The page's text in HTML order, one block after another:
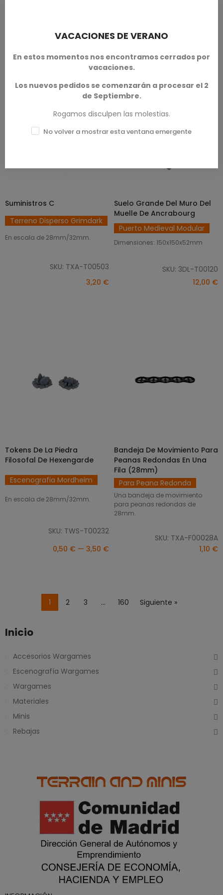
SKU: PAP-T00044
AÑADIR AL CARRITO
Suministros C
Terreno Disperso Grimdark
En escala de 28mm/32mm.
SKU: TXA-T00503
3,20 €
AÑADIR AL CARRITO
Suelo Grande Del Muro Del
Muelle De Ancrabourg
Puerto Medieval Modular
Dimensiones: 150x150x52mm
SKU: 3DL-T00120
12,00 €
SELECCIONAR OPCIONES
Tokens De La Piedra
Filosofal De Hexengarde
Escenografia Mordheim
En escala de 28mm/32mm.
SKU: TWS-T00232
0,50 € — 3,50 €
AÑADIR AL CARRITO
Bandeja De Movimiento Para
Peanas Redondas En Una
Fila (28mm)
Para Peana Redonda
Una bandeja de movimiento
para peanas redondas de
28mm.
SKU: TXA-F00028A
1,10 €
1 2 3 … 160 Siguiente »
Inicio
Accesorios Wargames
Escenografía Wargames
Wargames
Materiales
Minis
Rebajas
VACACIONES DE VERANO
En estos momentos nos encontramos cerrados por
vacaciones.
Los nuevos pedidos se comenzarán a procesar el 2
de Septiembre.
Rogamos disculpen las molestias.
No volver a mostrar esta ventana emergente